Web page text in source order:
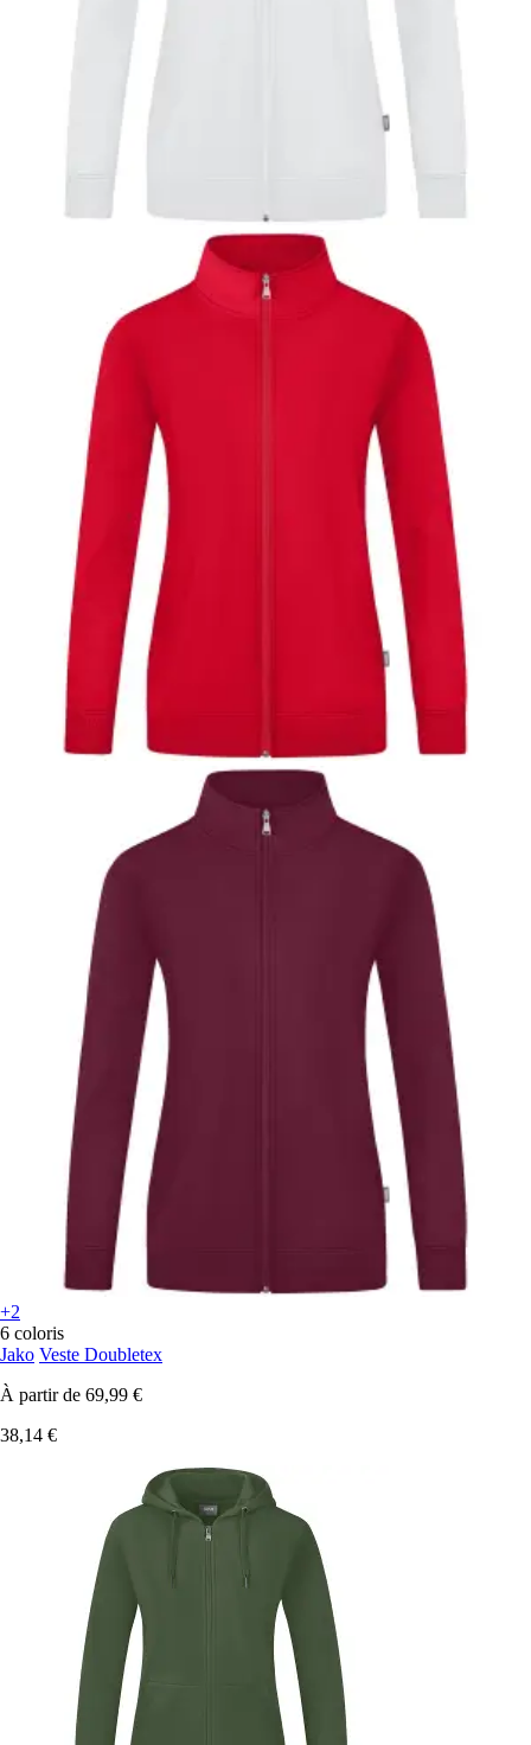
+2
6 coloris
Jako Veste Doubletex
À partir de 69,99 €
38,14 €